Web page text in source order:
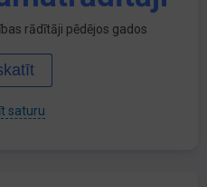
rādītāji pēdējos gados
saturu